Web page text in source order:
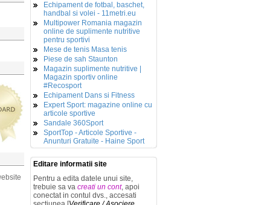
Echipament de fotbal, baschet,
handbal si volei - 11metri.eu
Multipower Romania magazin
online de suplimente nutritive
pentru sportivi
Mese de tenis Masa tenis
Piese de sah Staunton
Magazin suplimente nutritive |
Magazin sportiv online
#Recosport
Echipament Dans si Fitness
Expert Sport: magazine online cu
articole sportive
Sandale 360Sport
SportTop - Articole Sportive -
Anunturi Gratuite - Haine Sport
Editare informatii site
Pentru a edita datele unui site,
trebuie sa va creati un cont, apoi
conectat in contul dvs., accesati